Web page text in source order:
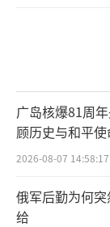
广岛核爆81周
顾历史与和平
2026-08-07 14:58:17
俄军后勤为何
给